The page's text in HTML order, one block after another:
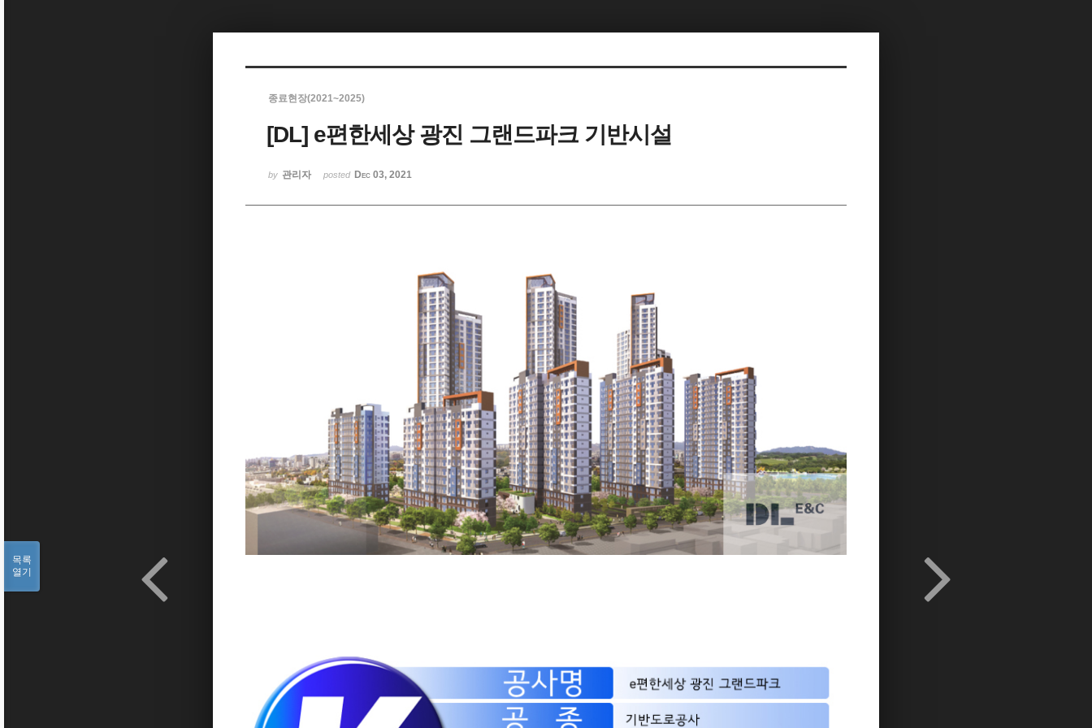
종료현장(2021~2025)
[DL] e편한세상 광진 그랜드파크 기반시설
by 관리자 posted Dec 03, 2021
목록
열기
Sketchbook5, 스케치북5
Sketchbook5, 스케치북5